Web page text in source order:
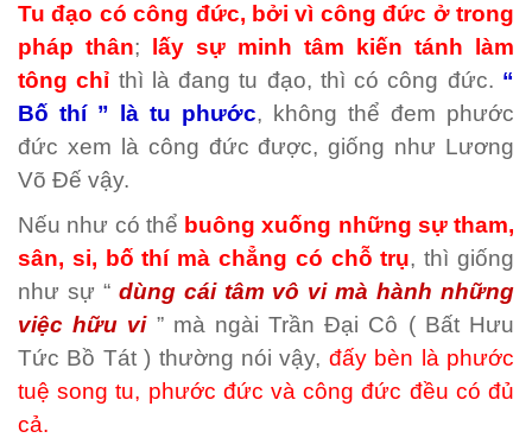
Tu đạo có công đức, bởi vì công đức ở trong
pháp thân;
lấy sự minh tâm kiến tánh làm
tông chỉ thì là đang tu đạo, thì có công đức. “
Bố thí ” là tu phước, không thể đem phước
đức xem là công đức được, giống như Lương
Võ Đế vậy.
Nếu như có thể buông xuống những sự tham,
sân, si, bố thí mà chẳng có chỗ trụ, thì giống
như sự “ dùng cái tâm vô vi mà hành những
việc hữu vi ” mà ngài Trần Đại Cô ( Bất Hưu
Tức Bồ Tát ) thường nói vậy, đấy bèn là phước
tuệ song tu, phước đức và công đức đều có đủ
cả.